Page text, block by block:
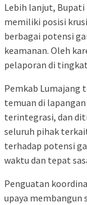
Lebih lanjut, Bupati
memiliki posisi
berbagai potensi
keamanan. Oleh
pelaporan di
Pemkab Lumajang
temuan di
terintegrasi, dan
seluruh pihak
terhadap potensi
waktu dan tepat
Penguatan
upaya membangun